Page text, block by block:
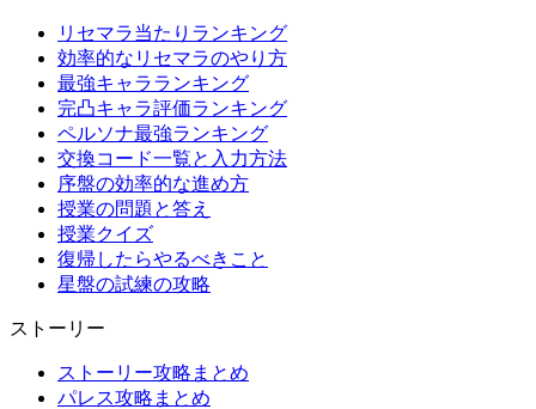
リセマラ当たりランキング
効率的なリセマラのやり方
最強キャラランキング
完凸キャラ評価ランキング
ペルソナ最強ランキング
交換コード一覧と入力方法
序盤の効率的な進め方
授業の問題と答え
授業クイズ
復帰したらやるべきこと
星盤の試練の攻略
ストーリー
ストーリー攻略まとめ
パレス攻略まとめ